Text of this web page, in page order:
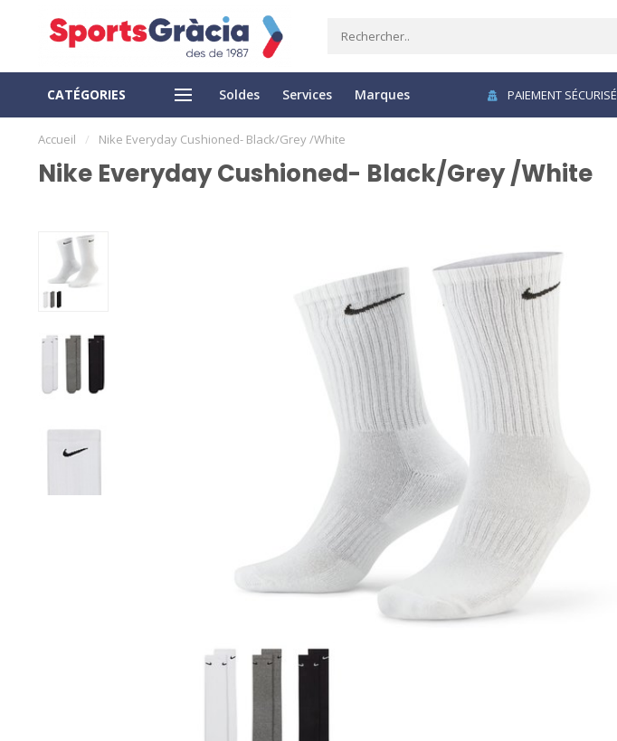
CATÉGORIES Soldes Services Marques
LIVRAISON EXPRESS RETOUR FACILE PAIEMENT SÉCURISÉ
Accueil / Nike Everyday Cushioned- Black/Grey /White
Nike Everyday Cushioned- Black/Grey /White